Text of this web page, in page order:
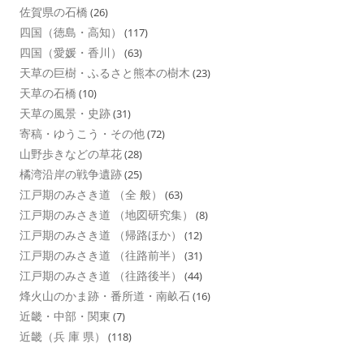
佐賀県の石橋 (26)
四国（徳島・高知） (117)
四国（愛媛・香川） (63)
天草の巨樹・ふるさと熊本の樹木 (23)
天草の石橋 (10)
天草の風景・史跡(31)
寄稿・ゆうこう・その他(72)
山野歩きなどの草花(28)
橘湾沿岸の戦争遺跡(25)
江戸期のみさき道 （全 般） (63)
江戸期のみさき道 （地図研究集） (8)
江戸期のみさき道 （帰路ほか） (12)
江戸期のみさき道 （往路前半） (31)
江戸期のみさき道 （往路後半） (44)
烽火山のかま跡・番所道・南畝石(16)
近畿・中部・関東 (7)
近畿（兵 庫 県） (118)